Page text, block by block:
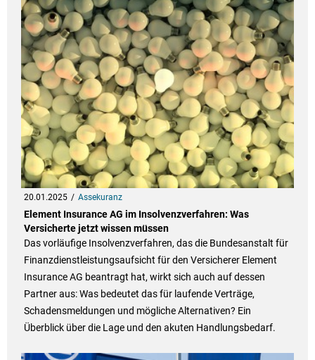
20.01.2025 Assekuranz
Element Insurance AG im Insolvenzverfahren: Was
Versicherte jetzt wissen müssen
Das vorläufige Insolvenzverfahren, das die Bundesanstalt für
Finanzdienstleistungsaufsicht für den Versicherer Element
Insurance AG beantragt hat, wirkt sich auch auf dessen
Partner aus: Was bedeutet das für laufende Verträge,
Schadensmeldungen und mögliche Alternativen? Ein
Überblick über die Lage und den akuten Handlungsbedarf.